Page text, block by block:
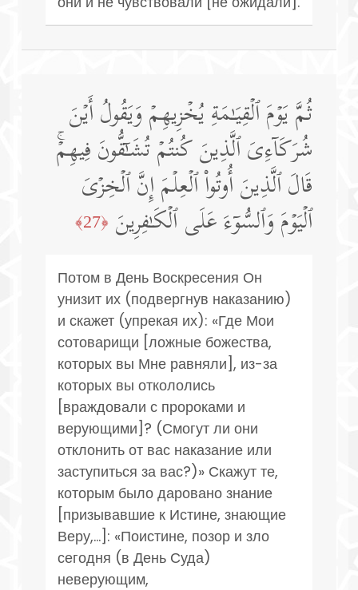
ثُمَّ یَوۡمَ ٱلۡقِیَـٰمَةِ یُخۡزِیهِمۡ وَیَقُولُ أَیۡنَ
شُرَكَاۤءِیَ ٱلَّذِینَ كُنتُمۡ تُشَـٰۤقُّونَ فِیهِمۡۚ
قَالَ ٱلَّذِینَ أُوتُوا۟ ٱلۡعِلۡمَ إِنَّ ٱلۡخِزۡیَ
ٱلۡیَوۡمَ وَٱلسُّوۤءَ عَلَى ٱلۡكَـٰفِرِینَ ﴿27﴾
Потом в День Воскресения Он
унизит их (подвергнув наказанию)
и скажет (упрекая их): «Где Мои
сотоварищи [ложные божества,
которых вы Мне равняли], из-за
которых вы откололись
[враждовали с пророками и
верующими]? (Смогут ли они
отклонить от вас наказание или
заступиться за вас?)» Скажут те,
которым было даровано знание
[призывавшие к Истине, знающие
Веру,...]: «Поистине, позор и зло
сегодня (в День Суда)
неверующим,